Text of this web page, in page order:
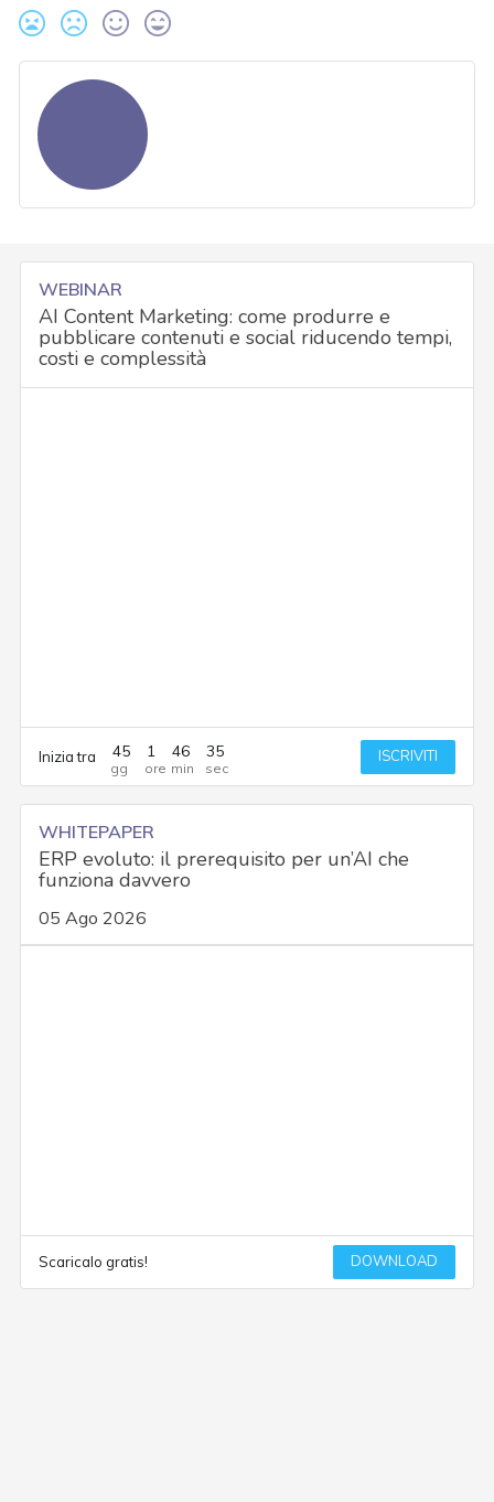
WEBINAR
AI Content Marketing: come produrre e
pubblicare contenuti e social riducendo tempi,
costi e complessità
Inizia tra 45 1 46 34 ISCRIVITI
WHITEPAPER
ERP evoluto: il prerequisito per un’AI che
funziona davvero
05 Ago 2026
Scaricalo gratis! DOWNLOAD